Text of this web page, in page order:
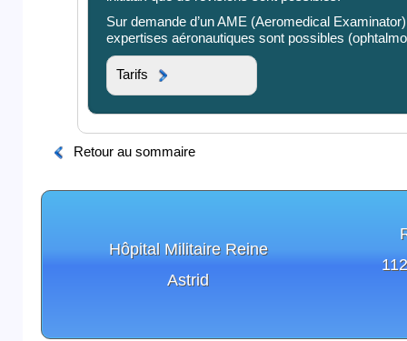
Sur demande d’un AME (Aeromedical
expertises aéronautiques sont possibles
Tarifs
Retour au sommaire
Hôpital Militaire Reine
Astrid